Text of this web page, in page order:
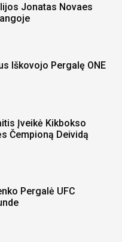
Jonatas Novaes
Iškovojo Pergalę ONE
Įveikė Kikbokso
Čempioną Deividą
Pergalė UFC